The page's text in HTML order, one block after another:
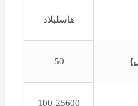
هاسلبلاد
50
100-25600